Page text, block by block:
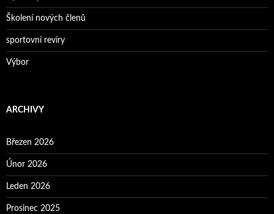
Školení nových členů
sportovní revíry
Výbor
ARCHIVY
Březen 2026
Únor 2026
Leden 2026
Prosinec 2025